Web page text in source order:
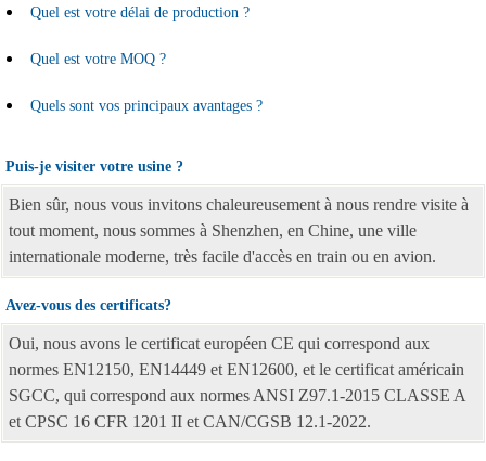
Quel est votre délai de production ?
Quel est votre MOQ ?
Quels sont vos principaux avantages ?
Puis-je visiter votre usine ?
Bien sûr, nous vous invitons chaleureusement à nous rendre visite à
tout moment, nous sommes à Shenzhen, en Chine, une ville
internationale moderne, très facile d'accès en train ou en avion.
Avez-vous des certificats?
Oui, nous avons le certificat européen CE qui correspond aux
normes EN12150, EN14449 et EN12600, et le certificat américain
SGCC, qui correspond aux normes ANSI Z97.1-2015 CLASSE A
et CPSC 16 CFR 1201 II et CAN/CGSB 12.1-2022.